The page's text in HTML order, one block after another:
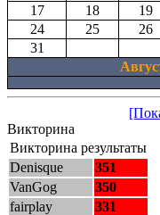
17
18 19
24
25 26
31
Викторина
Викторина результаты
Denisque
351
VanGog
350
fairplay
331